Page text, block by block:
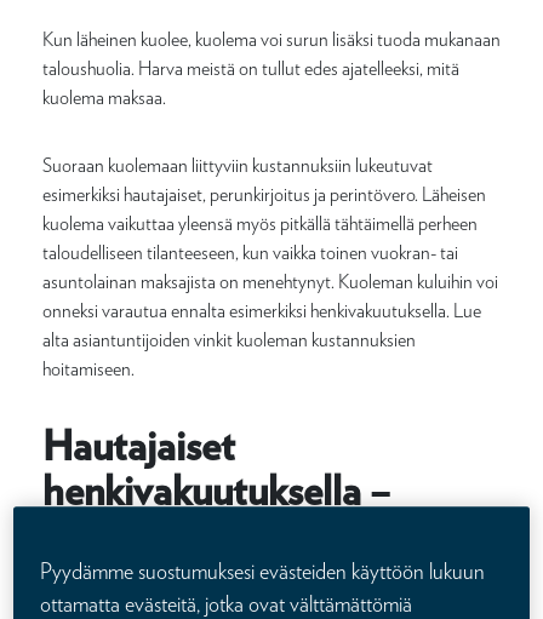
Kun läheinen kuolee, kuolema voi surun lisäksi tuoda mukanaan
taloushuolia. Harva meistä on tullut edes ajatelleeksi, mitä
kuolema maksaa.
Suoraan kuolemaan liittyviin kustannuksiin lukeutuvat
esimerkiksi hautajaiset, perunkirjoitus ja perintövero. Läheisen
kuolema vaikuttaa yleensä myös pitkällä tähtäimellä perheen
taloudelliseen tilanteeseen, kun vaikka toinen vuokran- tai
asuntolainan maksajista on menehtynyt. Kuoleman kuluihin voi
onneksi varautua ennalta esimerkiksi henkivakuutuksella. Lue
alta asiantuntijoiden vinkit kuoleman kustannuksien
hoitamiseen.
Hautajaiset
henkivakuutuksella –
arkea vaikealla hetkellä
Pyydämme suostumuksesi evästeiden käyttöön lukuun
ottamatta evästeitä, jotka ovat välttämättömiä